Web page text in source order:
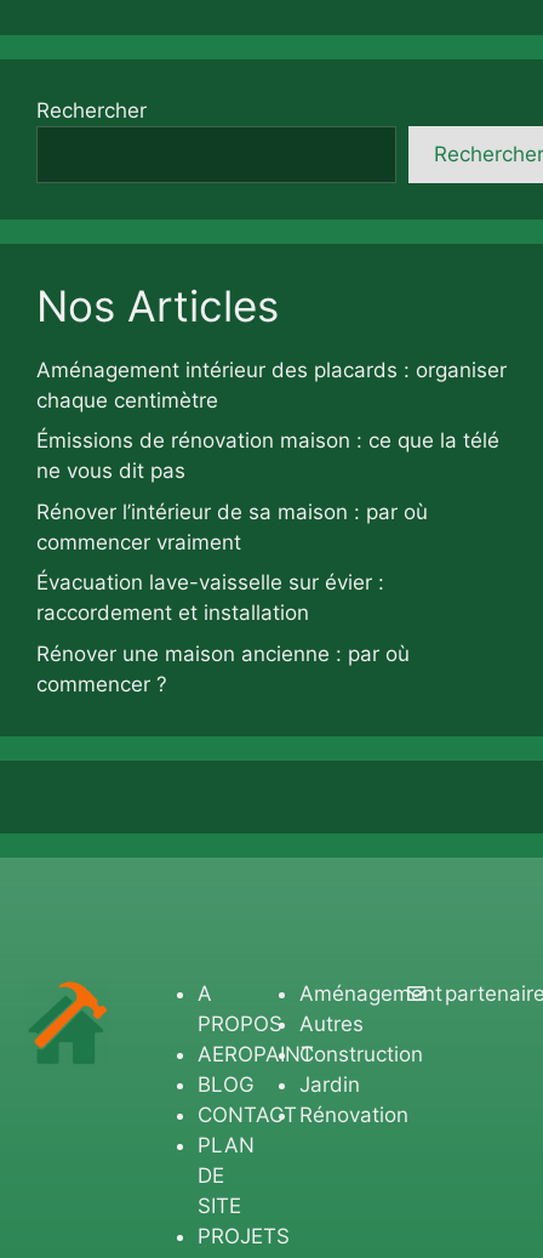
Rechercher
Rechercher
Nos Articles
Aménagement intérieur des placards : organiser
chaque centimètre
Émissions de rénovation maison : ce que la télé
ne vous dit pas
Rénover l’intérieur de sa maison : par où
commencer vraiment
Évacuation lave-vaisselle sur évier :
raccordement et installation
Rénover une maison ancienne : par où
commencer ?
A
PROPOS
AEROPAINT
BLOG
CONTACT
PLAN
DE
SITE
PROJETS
Aménagement
Autres
Construction
Jardin
Rénovation